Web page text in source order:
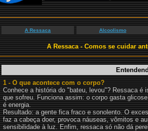
A Ressaca Alcoolismo
A Ressaca - Comos se cuidar
1 - O que acontece com o corpo?
Conhece a história do "bateu, levou"? Ressaca é
que sofreu. Funciona assim: o corpo gasta
é energia.
Resultado: a gente fica fraco e sonolento. O
faz a cabeça doer, provoca náuseas, vômitos e
sensibilidade à luz. Enfim, ressaca só não dá